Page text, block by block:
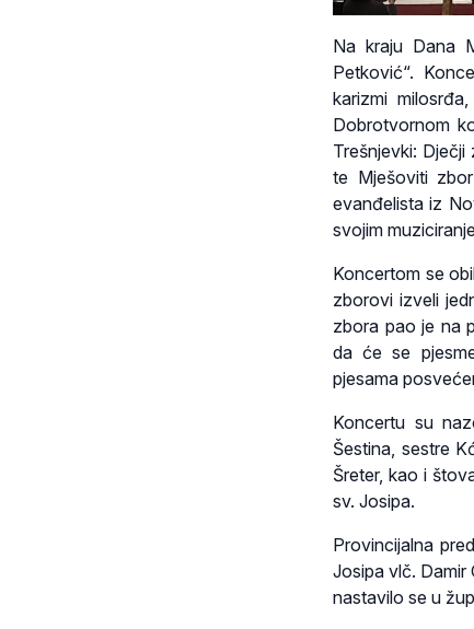
Na kraju Dana
Petković“.
karizmi
Dobrotvornom
Trešnjevki:
te Mješoviti
evanđelista iz
svojim
Koncertom se
zborovi izveli
zbora pao je na
da će se
pjesama
Koncertu su
Šestina, sestre
Šreter, kao i
sv. Josipa.
Provincijalna
Josipa vlč. Damir
nastavilo se u